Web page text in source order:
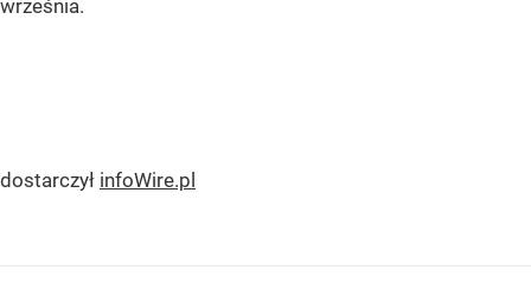
września.
dostarczył infoWire.pl